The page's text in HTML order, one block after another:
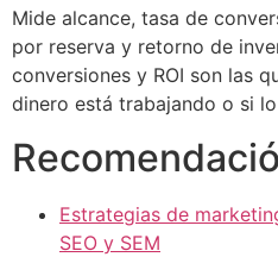
Mide alcance, tasa de
por reserva y retorno de
conversiones y ROI son las
dinero está trabajando o si
Estrategias de
SEO y SEM